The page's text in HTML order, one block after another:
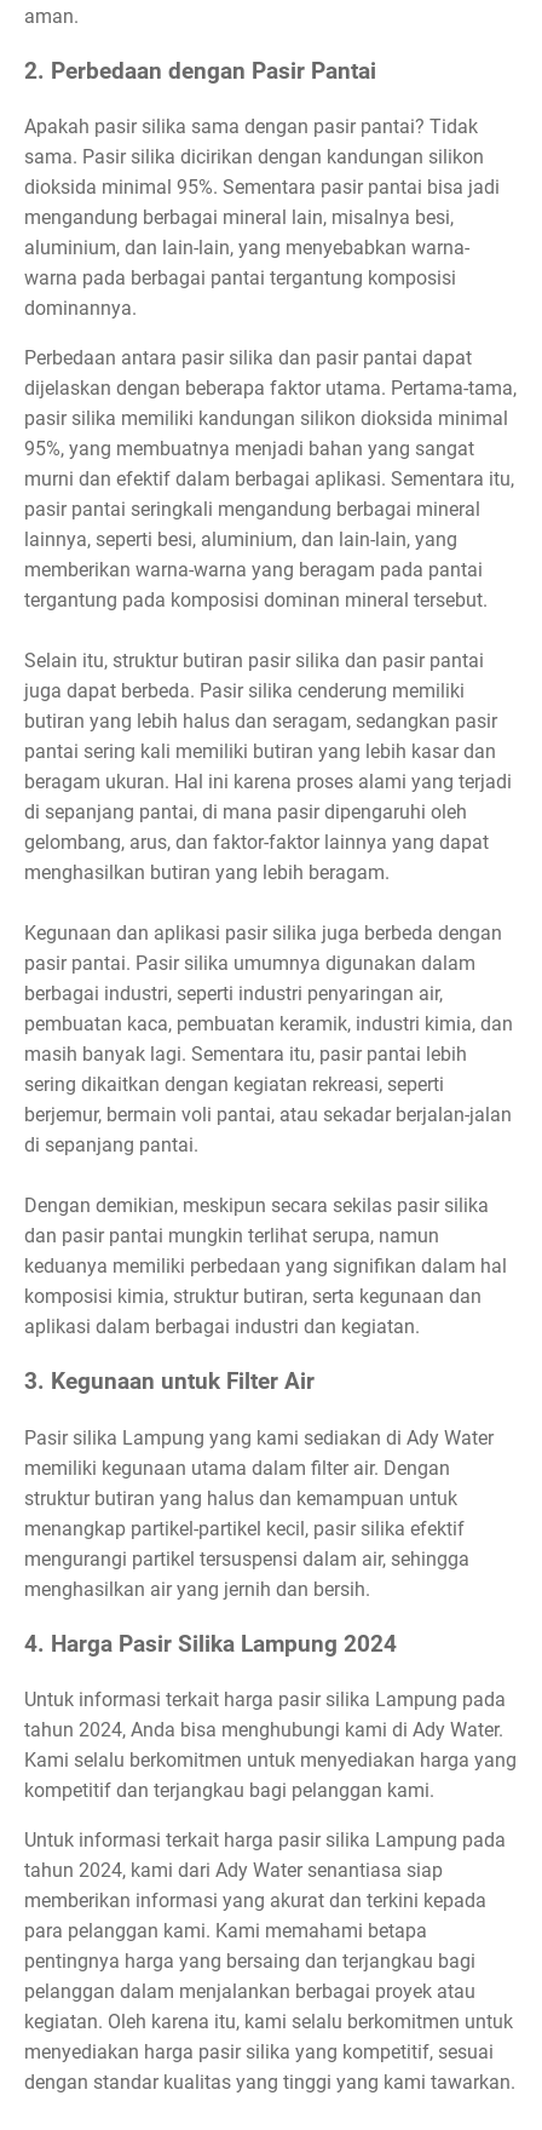
aman.
2. Perbedaan dengan Pasir Pantai
Apakah pasir silika sama dengan pasir pantai? Tidak
sama. Pasir silika dicirikan dengan kandungan silikon
dioksida minimal 95%. Sementara pasir pantai bisa jadi
mengandung berbagai mineral lain, misalnya besi,
aluminium, dan lain-lain, yang menyebabkan warna-
warna pada berbagai pantai tergantung komposisi
dominannya.
Perbedaan antara pasir silika dan pasir pantai dapat
dijelaskan dengan beberapa faktor utama. Pertama-tama,
pasir silika memiliki kandungan silikon dioksida minimal
95%, yang membuatnya menjadi bahan yang sangat
murni dan efektif dalam berbagai aplikasi. Sementara itu,
pasir pantai seringkali mengandung berbagai mineral
lainnya, seperti besi, aluminium, dan lain-lain, yang
memberikan warna-warna yang beragam pada pantai
tergantung pada komposisi dominan mineral tersebut.
Selain itu, struktur butiran pasir silika dan pasir pantai
juga dapat berbeda. Pasir silika cenderung memiliki
butiran yang lebih halus dan seragam, sedangkan pasir
pantai sering kali memiliki butiran yang lebih kasar dan
beragam ukuran. Hal ini karena proses alami yang terjadi
di sepanjang pantai, di mana pasir dipengaruhi oleh
gelombang, arus, dan faktor-faktor lainnya yang dapat
menghasilkan butiran yang lebih beragam.
Kegunaan dan aplikasi pasir silika juga berbeda dengan
pasir pantai. Pasir silika umumnya digunakan dalam
berbagai industri, seperti industri penyaringan air,
pembuatan kaca, pembuatan keramik, industri kimia, dan
masih banyak lagi. Sementara itu, pasir pantai lebih
sering dikaitkan dengan kegiatan rekreasi, seperti
berjemur, bermain voli pantai, atau sekadar berjalan-jalan
di sepanjang pantai.
Dengan demikian, meskipun secara sekilas pasir silika
dan pasir pantai mungkin terlihat serupa, namun
keduanya memiliki perbedaan yang signifikan dalam hal
komposisi kimia, struktur butiran, serta kegunaan dan
aplikasi dalam berbagai industri dan kegiatan.
3. Kegunaan untuk Filter Air
Pasir silika Lampung yang kami sediakan di Ady Water
memiliki kegunaan utama dalam filter air. Dengan
struktur butiran yang halus dan kemampuan untuk
menangkap partikel-partikel kecil, pasir silika efektif
mengurangi partikel tersuspensi dalam air, sehingga
menghasilkan air yang jernih dan bersih.
4. Harga Pasir Silika Lampung 2024
Untuk informasi terkait harga pasir silika Lampung pada
tahun 2024, Anda bisa menghubungi kami di Ady Water.
Kami selalu berkomitmen untuk menyediakan harga yang
kompetitif dan terjangkau bagi pelanggan kami.
Untuk informasi terkait harga pasir silika Lampung pada
tahun 2024, kami dari Ady Water senantiasa siap
memberikan informasi yang akurat dan terkini kepada
para pelanggan kami. Kami memahami betapa
pentingnya harga yang bersaing dan terjangkau bagi
pelanggan dalam menjalankan berbagai proyek atau
kegiatan. Oleh karena itu, kami selalu berkomitmen untuk
menyediakan harga pasir silika yang kompetitif, sesuai
dengan standar kualitas yang tinggi yang kami tawarkan.